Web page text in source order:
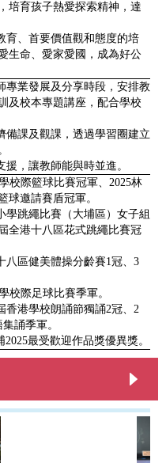
培育孩子熱愛探索精神，達
、首要價值觀和態度的培
生命、愛家愛國，成為好公
業發展及分享時段，安排教
及校本專題講座，配合學校
課及觀課，透過學習圈建立
。
，讓教師能與時並進。
校際籃球比賽冠軍、2025林
球邀請賽盾冠軍。
跳繩比賽（大埔區）女子組
全港十八區花式跳繩比賽冠
區健美體操分齡賽1冠、3
校際足球比賽季軍。
港學校朗誦節獨誦2冠、2
誦季軍。
最受歡迎作品獎優異獎。